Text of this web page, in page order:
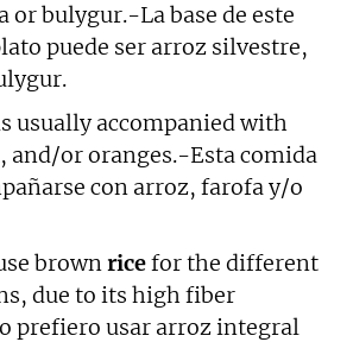
or bulygur.-La base de este
puede ser arroz silvestre,
usually accompanied with
and/or oranges.-Esta comida
con arroz, farofa y/o
brownricefor the different
due to its high fiber
prefiero usar arroz integral